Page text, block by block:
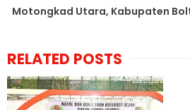
Motongkad Utara, Kabupaten
RELATED POSTS